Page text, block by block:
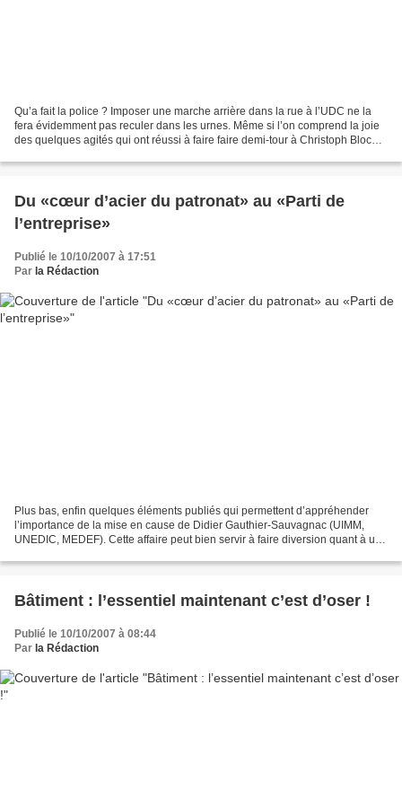
Qu’a fait la police ? Imposer une marche arrière dans la rue à l’UDC ne la
fera évidemment pas reculer dans les urnes. Même si l’on comprend la joie
des quelques agités qui ont réussi à faire faire demi-tour à Christoph Blocher
Du «cœur d’acier du patronat» au «Parti de
l’entreprise»
Publié le 10/10/2007 à 17:51
Par la Rédaction
Plus bas, enfin quelques éléments publiés qui permettent d’appréhender
l’importance de la mise en cause de Didier Gauthier-Sauvagnac (UIMM,
UNEDIC, MEDEF). Cette affaire peut bien servir à faire diversion quant à une
Bâtiment : l’essentiel maintenant c’est d’oser !
Publié le 10/10/2007 à 08:44
Par la Rédaction